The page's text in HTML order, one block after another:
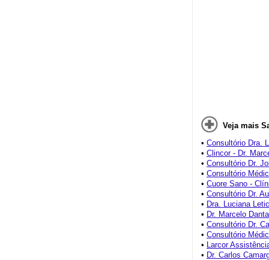
Veja mais
• Consultório Dra.
• Clincor - Dr.
• Consultório Dr.
• Consultório
• Cuore Sano -
• Consultório Dr.
• Dra. Luciana
• Dr. Marcelo
• Consultório Dr.
• Consultório
• Larcor
• Dr. Carlos